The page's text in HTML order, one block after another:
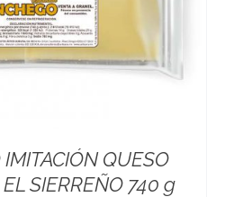
QUESO
SIERREÑO 740 g